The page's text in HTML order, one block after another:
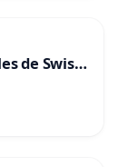
de Swiss